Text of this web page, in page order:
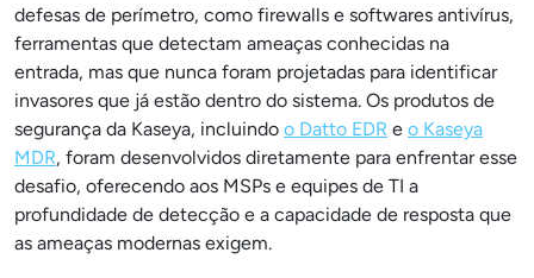
defesas de perímetro, como firewalls e softwares antivírus,
ferramentas que detectam ameaças conhecidas na
entrada, mas que nunca foram projetadas para identificar
invasores que já estão dentro do sistema. Os produtos de
segurança da Kaseya, incluindo o Datto EDR e o Kaseya
MDR, foram desenvolvidos diretamente para enfrentar esse
desafio, oferecendo aos MSPs e equipes de TI a
profundidade de detecção e a capacidade de resposta que
as ameaças modernas exigem.